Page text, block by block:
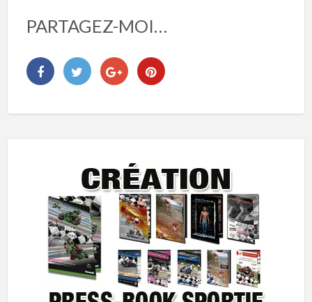
PARTAGEZ-MOI…